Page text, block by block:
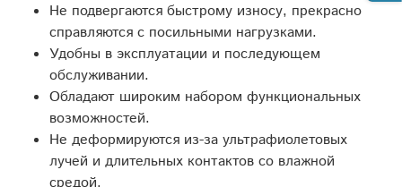
Не подвергаются быстрому износу, прекрасно
справляются с посильными нагрузками.
Удобны в эксплуатации и последующем
обслуживании.
Обладают широким набором функциональных
возможностей.
Не деформируются из-за ультрафиолетовых
лучей и длительных контактов со влажной